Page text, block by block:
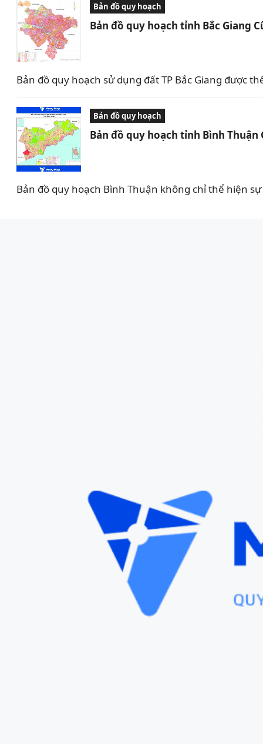
Bản đồ quy hoạch
Bản đồ quy hoạch tỉnh Bắc Giang
Bản đồ quy hoạch sử dụng đất TP Bắc Giang được
Bản đồ quy hoạch
Bản đồ quy hoạch tỉnh Bình Thuận
Bản đồ quy hoạch Bình Thuận không chỉ thể hiện